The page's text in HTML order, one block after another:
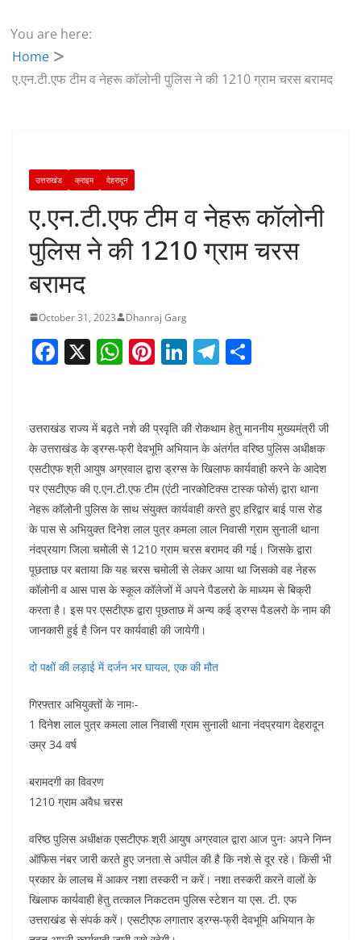
You are here:
Home
ए.एन.टी.एफ टीम व नेहरू कॉलोनी पुलिस ने की 1210 ग्राम चरस बरामद
उत्तराखंड क्राइम देहरादून
ए.एन.टी.एफ टीम व नेहरू कॉलोनी
पुलिस ने की 1210 ग्राम चरस
बरामद
October 31, 2023 Dhanraj Garg
F
a
e
b
o
o
k
X W
h
s
A
p
p
Pi
nt
e
st
Li
n
e
dI
n
T
el
gr
a
m
e
उत्तराखंड राज्य में बढ़ते नशे की प्रवृति की रोकथाम हेतु माननीय मुख्यमंत्री जी
के उत्तराखंड के ड्रग्स-फ्री देवभूमि अभियान के अंतर्गत वरिष्ठ पुलिस अधीक्षक
एसटीएफ श्री आयुष अग्रवाल द्वारा ड्रग्स के खिलाफ कार्यवाही करने के आदेश
पर एसटीएफ की ए.एन.टी.एफ टीम (एंटी नारकोटिक्स टास्क फोर्स) द्वारा थाना
नेहरू कॉलोनी पुलिस के साथ संयुक्त कार्यवाही करते हुए हरिद्वार बाई पास रोड
के पास से अभियुक्त दिनेश लाल पुत्र कमला लाल निवासी ग्राम सुनाली थाना
नंदप्रयाग जिला चमोली से 1210 ग्राम चरस बरामद की गई। जिसके द्वारा
पूछताछ पर बताया कि यह चरस चमोली से लेकर आया था जिसको वह नेहरू
कॉलोनी व आस पास के स्कूल कॉलेजों में अपने पैडलरो के माध्यम से बिक्री
करता है। इस पर एसटीएफ द्वारा पूछताछ में अन्य कई ड्रग्स पैडलरो के नाम की
जानकारी हुई है जिन पर कार्यवाही की जायेगी।
दो पक्षों की लड़ाई में दर्जन भर घायल, एक की मौत
गिरफ्तार अभियुक्तों के नामः-
1 दिनेश लाल पुत्र कमला लाल निवासी ग्राम सुनाली थाना नंदप्रयाग देहरादून
उम्र 34 वर्ष
बरामदगी का विवरण
1210 ग्राम अवैध चरस
वरिष्ठ पुलिस अधीक्षक एसटीएफ श्री आयुष अग्रवाल द्वारा आज पुनः अपने निम्न
ऑफिस नंबर जारी करते हुए जनता से अपील की है कि नशे से दूर रहे। किसी भी
प्रकार के लालच में आकर नशा तस्करी न करें। नशा तस्करी करने वालों के
खिलाफ कार्यवाही हेतु तत्काल निकटतम पुलिस स्टेशन या एस. टी. एफ
उत्तराखंड से संपर्क करें। एसटीएफ लगातार ड्रग्स-फ्री देवभूमि अभियान के